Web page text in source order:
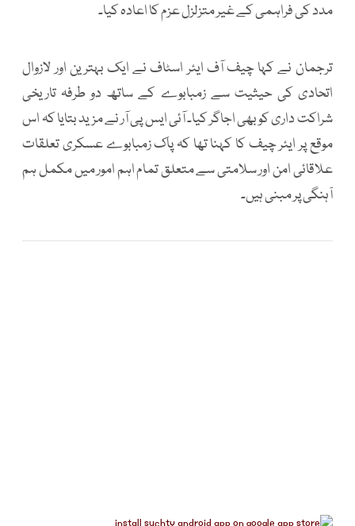
مدد کی فراہمی کے غیر متزلزل عزم کا اعادہ کیا۔
ترجمان نے کہا چیف آف ایئر اسٹاف نے ایک بہترین اور لازوال
اتحادی کی حیثیت سے زمبابوے کے ساتھ دو طرفہ تاریخی
شراکت داری کو بھی اجاگر کیا۔ آئی ایس پی آر نے مزید بتایا کہ اس
موقع پر ایئر چیف کا کہنا تھا کہ پاک زمبابوے عسکری تعلقات
علاقائی امن اور سلامتی سے متعلق تمام اہم امور میں مکمل ہم
آہنگی پر مبنی ہیں۔